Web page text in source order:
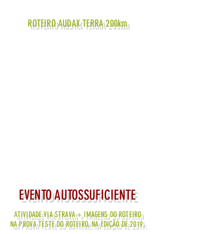
EVENTO AUTOSSUFICIENTE
ROTEIRO AUDAX TERRA 200km
ATIVIDADE VIA STRAVA + IMAGENS DO ROTEIRO
NA PROVA TESTE DO ROTEIRO, NA EDIÇÃO DE 2019: